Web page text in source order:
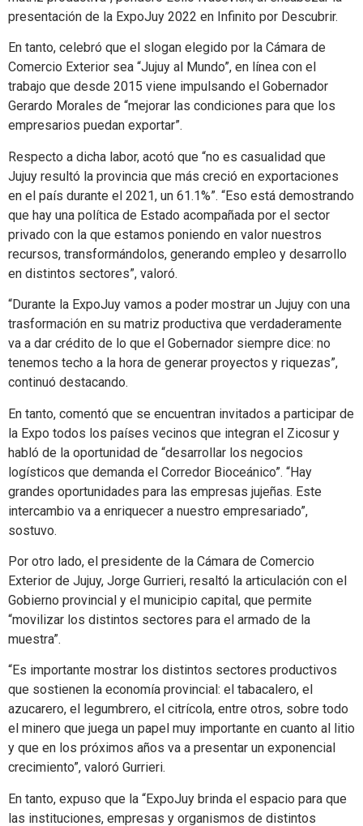
presentación de la ExpoJuy 2022 en Infinito por Descubrir.
En tanto, celebró que el slogan elegido por la Cámara de
Comercio Exterior sea “Jujuy al Mundo”, en línea con el
trabajo que desde 2015 viene impulsando el Gobernador
Gerardo Morales de “mejorar las condiciones para que los
empresarios puedan exportar”.
Respecto a dicha labor, acotó que “no es casualidad que
Jujuy resultó la provincia que más creció en exportaciones
en el país durante el 2021, un 61.1%”. “Eso está demostrando
que hay una política de Estado acompañada por el sector
privado con la que estamos poniendo en valor nuestros
recursos, transformándolos, generando empleo y desarrollo
en distintos sectores”, valoró.
“Durante la ExpoJuy vamos a poder mostrar un Jujuy con una
trasformación en su matriz productiva que verdaderamente
va a dar crédito de lo que el Gobernador siempre dice: no
tenemos techo a la hora de generar proyectos y riquezas”,
continuó destacando.
En tanto, comentó que se encuentran invitados a participar de
la Expo todos los países vecinos que integran el Zicosur y
habló de la oportunidad de “desarrollar los negocios
logísticos que demanda el Corredor Bioceánico”. “Hay
grandes oportunidades para las empresas jujeñas. Este
intercambio va a enriquecer a nuestro empresariado”,
sostuvo.
Por otro lado, el presidente de la Cámara de Comercio
Exterior de Jujuy, Jorge Gurrieri, resaltó la articulación con el
Gobierno provincial y el municipio capital, que permite
“movilizar los distintos sectores para el armado de la
muestra”.
“Es importante mostrar los distintos sectores productivos
que sostienen la economía provincial: el tabacalero, el
azucarero, el legumbrero, el citrícola, entre otros, sobre todo
el minero que juega un papel muy importante en cuanto al litio
y que en los próximos años va a presentar un exponencial
crecimiento”, valoró Gurrieri.
En tanto, expuso que la “ExpoJuy brinda el espacio para que
las instituciones, empresas y organismos de distintos